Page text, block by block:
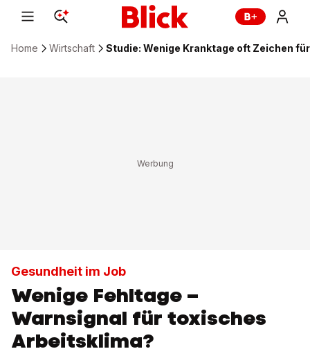
Home Wirtschaft Studie: Wenige Kranktage oft Zeichen
Gesundheit im Job
Wenige Fehltage –
Warnsignal für toxisches
Arbeitsklima?